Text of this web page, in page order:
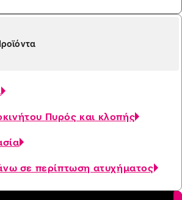
Πυρός και κλοπής
σε περίπτωση ατυχήματος